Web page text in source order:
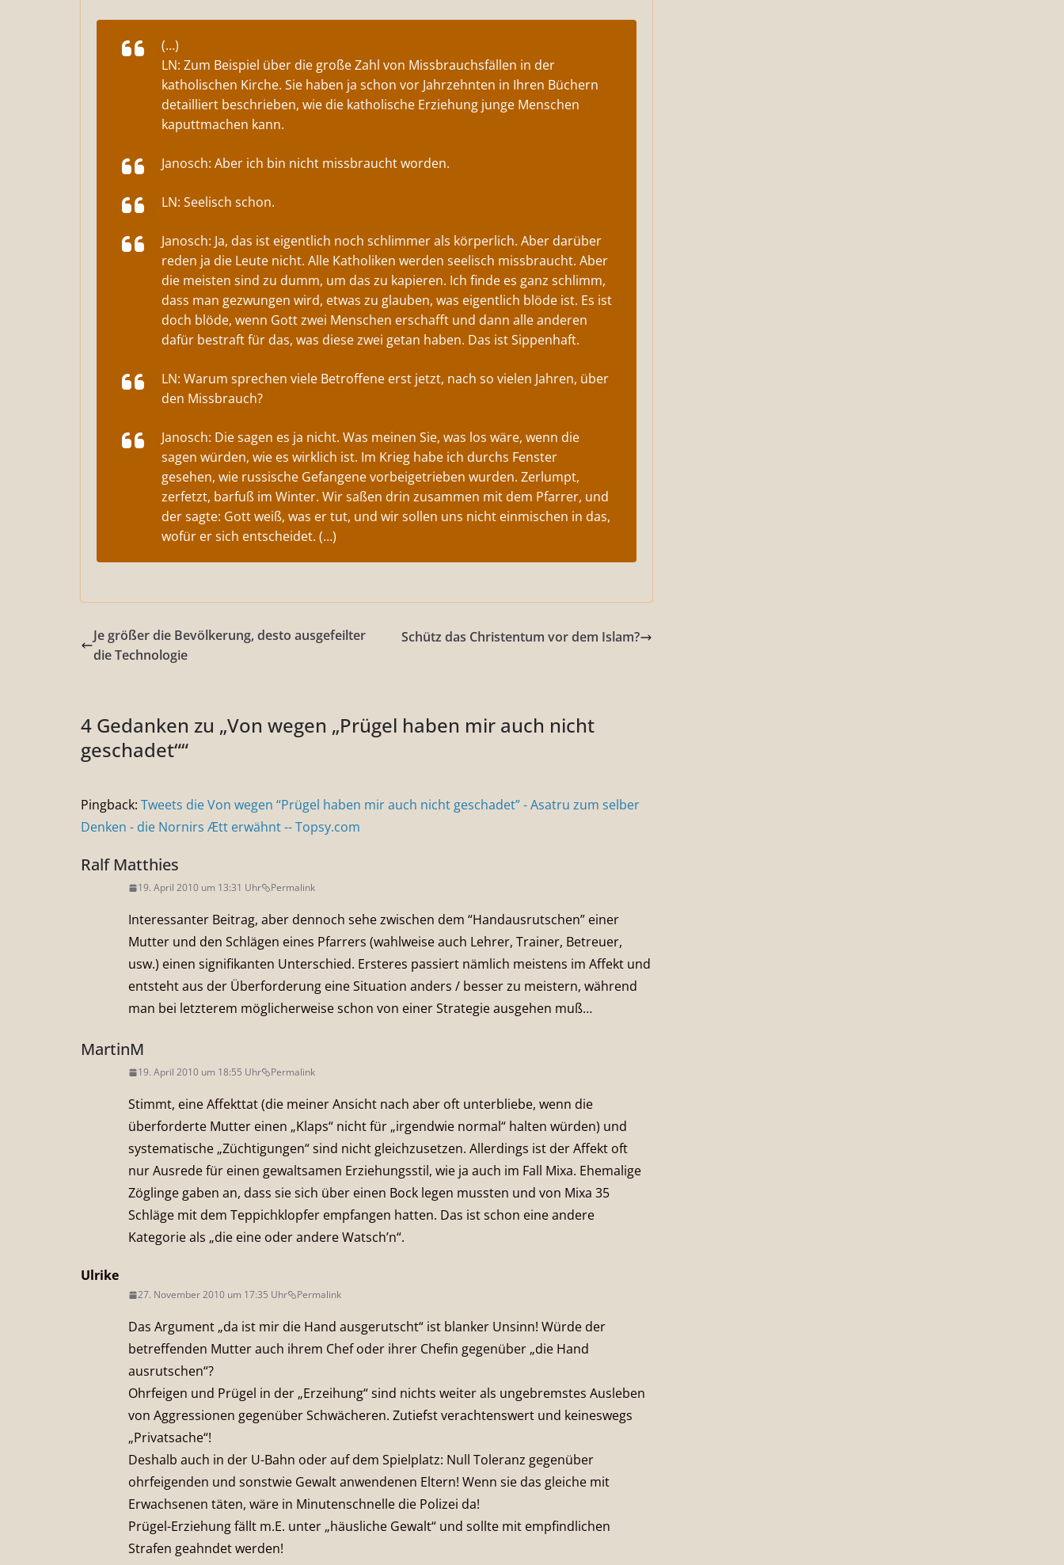
(…)
LN: Zum Beispiel über die große Zahl von Missbrauchsfällen in der
katholischen Kirche. Sie haben ja schon vor Jahrzehnten in Ihren Büchern
detailliert beschrieben, wie die katholische Erziehung junge Menschen
kaputtmachen kann.
Janosch: Aber ich bin nicht missbraucht worden.
LN: Seelisch schon.
Janosch: Ja, das ist eigentlich noch schlimmer als körperlich. Aber darüber
reden ja die Leute nicht. Alle Katholiken werden seelisch missbraucht. Aber
die meisten sind zu dumm, um das zu kapieren. Ich finde es ganz schlimm,
dass man gezwungen wird, etwas zu glauben, was eigentlich blöde ist. Es ist
doch blöde, wenn Gott zwei Menschen erschafft und dann alle anderen
dafür bestraft für das, was diese zwei getan haben. Das ist Sippenhaft.
LN: Warum sprechen viele Betroffene erst jetzt, nach so vielen Jahren, über
den Missbrauch?
Janosch: Die sagen es ja nicht. Was meinen Sie, was los wäre, wenn die
sagen würden, wie es wirklich ist. Im Krieg habe ich durchs Fenster
gesehen, wie russische Gefangene vorbeigetrieben wurden. Zerlumpt,
zerfetzt, barfuß im Winter. Wir saßen drin zusammen mit dem Pfarrer, und
der sagte: Gott weiß, was er tut, und wir sollen uns nicht einmischen in das,
wofür er sich entscheidet. (…)
Je größer die Bevölkerung, desto ausgefeilter
die Technologie
Schütz das Christentum vor dem Islam?
4 Gedanken zu „Von wegen „Prügel haben mir auch nicht
geschadet““
Pingback: Tweets die Von wegen “Prügel haben mir auch nicht geschadet” - Asatru zum selber
Denken - die Nornirs Ætt erwähnt -- Topsy.com
Ralf Matthies
19. April 2010 um 13:31 Uhr Permalink
Interessanter Beitrag, aber dennoch sehe zwischen dem “Handausrutschen” einer
Mutter und den Schlägen eines Pfarrers (wahlweise auch Lehrer, Trainer, Betreuer,
usw.) einen signifikanten Unterschied. Ersteres passiert nämlich meistens im Affekt und
entsteht aus der Überforderung eine Situation anders / besser zu meistern, während
man bei letzterem möglicherweise schon von einer Strategie ausgehen muß…
MartinM
19. April 2010 um 18:55 Uhr Permalink
Stimmt, eine Affekttat (die meiner Ansicht nach aber oft unterbliebe, wenn die
überforderte Mutter einen „Klaps“ nicht für „irgendwie normal“ halten würden) und
systematische „Züchtigungen“ sind nicht gleichzusetzen. Allerdings ist der Affekt oft
nur Ausrede für einen gewaltsamen Erziehungsstil, wie ja auch im Fall Mixa. Ehemalige
Zöglinge gaben an, dass sie sich über einen Bock legen mussten und von Mixa 35
Schläge mit dem Teppichklopfer empfangen hatten. Das ist schon eine andere
Kategorie als „die eine oder andere Watsch’n“.
Ulrike
27. November 2010 um 17:35 Uhr Permalink
Das Argument „da ist mir die Hand ausgerutscht“ ist blanker Unsinn! Würde der
betreffenden Mutter auch ihrem Chef oder ihrer Chefin gegenüber „die Hand
ausrutschen“?
Ohrfeigen und Prügel in der „Erzeihung“ sind nichts weiter als ungebremstes Ausleben
von Aggressionen gegenüber Schwächeren. Zutiefst verachtenswert und keineswegs
„Privatsache“!
Deshalb auch in der U-Bahn oder auf dem Spielplatz: Null Toleranz gegenüber
ohrfeigenden und sonstwie Gewalt anwendenen Eltern! Wenn sie das gleiche mit
Erwachsenen täten, wäre in Minutenschnelle die Polizei da!
Prügel-Erziehung fällt m.E. unter „häusliche Gewalt“ und sollte mit empfindlichen
Strafen geahndet werden!